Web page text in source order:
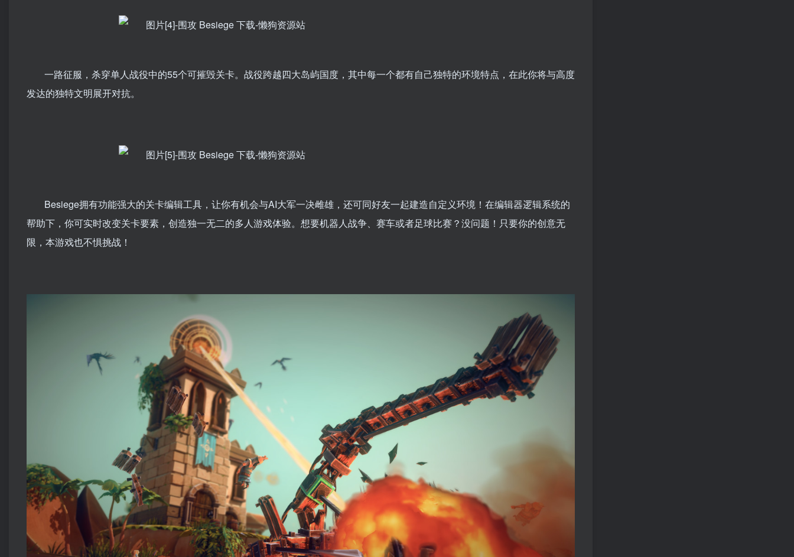
一路征服，杀穿单人战役中的55个可摧毁关卡。战役跨越四大岛屿国度，其中每一个都有自己独特的环境特点，在此你将与高度
发达的独特文明展开对抗。
Besiege拥有功能强大的关卡编辑工具，让你有机会与AI大军一决雌雄，还可同好友一起建造自定义环境！在编辑器逻辑系统的
帮助下，你可实时改变关卡要素，创造独一无二的多人游戏体验。想要机器人战争、赛车或者足球比赛？没问题！只要你的创意无
限，本游戏也不惧挑战！